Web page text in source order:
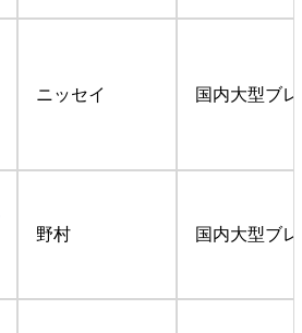
ニッセイ 国内大型ブ
野村 国内大型ブ